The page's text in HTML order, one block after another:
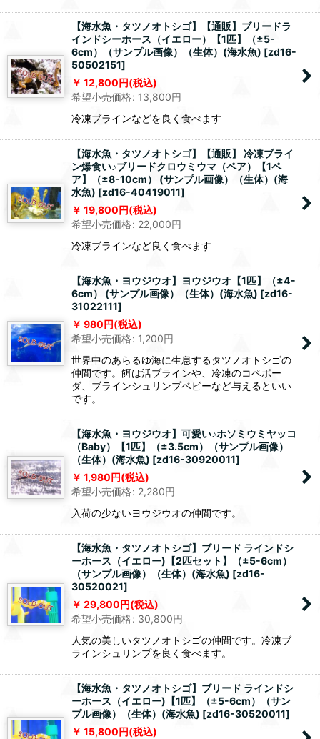
【海水魚・タツノオトシゴ】【通販】ブリードラ
インドシーホース（イエロー）【1匹】（±5-
6cm）（サンプル画像）（生体）(海水魚) [zd16-
50502151]
12,800円(税込)
希望小売価格: 13,800円
冷凍ブラインなどを良く食べます
【海水魚・タツノオトシゴ】【通販】 冷凍ブライ
ン爆食い♪ブリードクロウミウマ（ペア）【1ペ
ア】（±8-10cm） (サンプル画像）（生体）(海
水魚) [zd16-40419011]
19,800円(税込)
希望小売価格: 22,000円
冷凍ブラインなど良く食べます
【海水魚・ヨウジウオ】ヨウジウオ【1匹】（±4-
6cm） (サンプル画像）（生体）(海水魚) [zd16-
31022111]
980円(税込)
希望小売価格: 1,200円
世界中のあらるゆ海に生息するタツノオトシゴの
仲間です。餌は活ブラインや、冷凍のコペポー
ダ、ブラインシュリンプベビーなど与えるといい
です。
【海水魚・ヨウジウオ】可愛い♪ホソミウミヤッコ
（Baby）【1匹】（±3.5cm）（サンプル画像）
（生体）(海水魚) [zd16-30920011]
1,980円(税込)
希望小売価格: 2,280円
入荷の少ないヨウジウオの仲間です。
【海水魚・タツノオトシゴ】ブリード ラインドシ
ーホース（イエロー)【2匹セット】（±5-6cm）
（サンプル画像）（生体）(海水魚) [zd16-
30520021]
29,800円(税込)
希望小売価格: 30,800円
人気の美しいタツノオトシゴの仲間です。冷凍ブ
ラインシュリンプを良く食べます。
【海水魚・タツノオトシゴ】ブリード ラインドシ
ーホース（イエロー)【1匹】（±5-6cm）（サン
プル画像）（生体）(海水魚) [zd16-30520011]
15,800円(税込)